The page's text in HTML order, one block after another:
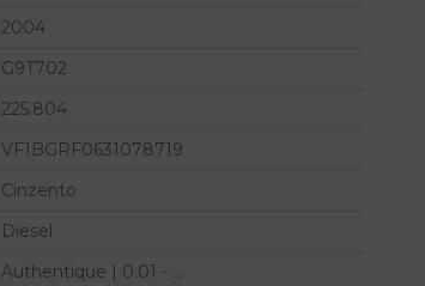
2004
G9T702
225.804
VF1BGRF0631078719
Cinzento
Diesel
Authentique | 0.01 - ...